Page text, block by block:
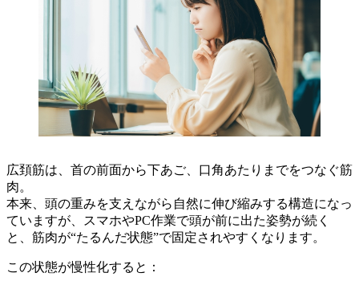
広頚筋は、首の前面から下あご、口角あたりまでをつなぐ筋
肉。
本来、頭の重みを支えながら自然に伸び縮みする構造になっ
ていますが、スマホやPC作業で頭が前に出た姿勢が続く
と、筋肉が“たるんだ状態”で固定されやすくなります。
この状態が慢性化すると：